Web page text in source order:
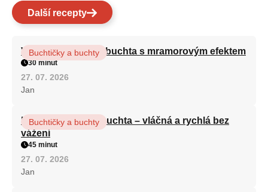
Další recepty
Vláčná olejová litá buchta s mramorovým efektem
Buchtičky a buchty
30 minut
27. 07. 2026
Jan
Hrnková maková buchta – vláčná a rychlá bez
vážení
Buchtičky a buchty
45 minut
27. 07. 2026
Jan